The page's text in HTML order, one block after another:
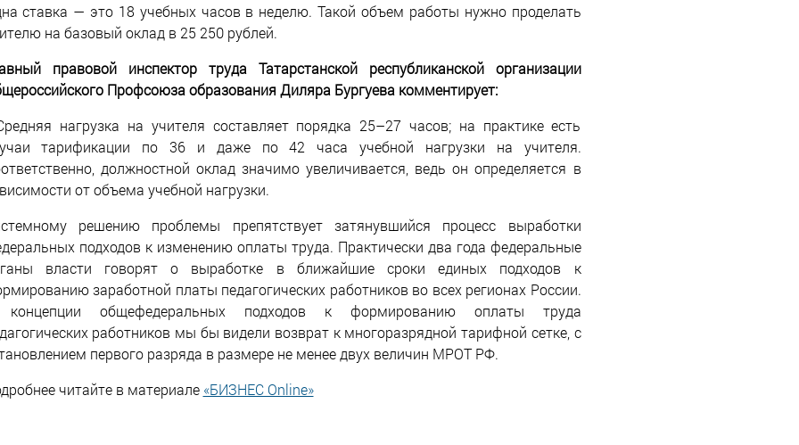
ставка — это 18 учебных часов в неделю. Такой объем работы нужно проделать
на базовый оклад в 25 250 рублей.
правовой инспектор труда Татарстанской республиканской организации
Профсоюза образования Диляра Бургуева комментирует:
нагрузка на учителя составляет порядка 25–27 часов; на практике есть
тарификации по 36 и даже по 42 часа учебной нагрузки на учителя.
должностной оклад значимо увеличивается, ведь он определяется в
от объема учебной нагрузки.
решению проблемы препятствует затянувшийся процесс выработки
подходов к изменению оплаты труда. Практически два года федеральные
власти говорят о выработке в ближайшие сроки единых подходов к
заработной платы педагогических работников во всех регионах России.
общефедеральных подходов к формированию оплаты труда
работников мы бы видели возврат к многоразрядной тарифной сетке, с
первого разряда в размере не менее двух величин МРОТ РФ.
читайте в материале «БИЗНЕС Online»